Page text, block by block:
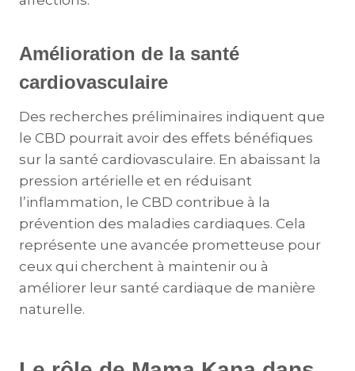
Amélioration de la santé
cardiovasculaire
Des recherches préliminaires indiquent que
le CBD pourrait avoir des effets bénéfiques
sur la santé cardiovasculaire. En abaissant la
pression artérielle et en réduisant
l’inflammation, le CBD contribue à la
prévention des maladies cardiaques. Cela
représente une avancée prometteuse pour
ceux qui cherchent à maintenir ou à
améliorer leur santé cardiaque de manière
naturelle.